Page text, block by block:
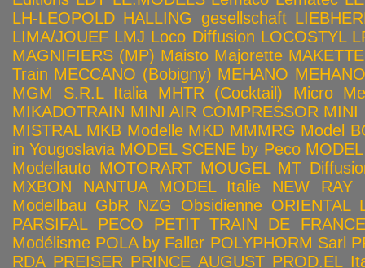
LH-LEOPOLD HALLING gesellschaft
LIMA/JOUEF LMJ Loco Diffusion LOCOSTYL
MAGNIFIERS (MP) Maisto Majorette MAKETTE
Train MECCANO (Bobigny) MEHANO
MGM S.R.L Italia
MHTR (Cocktail)
Micro
MIKADOTRAIN MINI AIR COMPRESSOR MINI
MISTRAL MKB Modelle MKD MMMRG Model
in Yougoslavia MODEL SCENE by Peco
Modellauto MOTORART MOUGEL MT
MXBON
NANTUA MODEL Italie NEW RAY
Modellbau GbR NZG Obsidienne ORIENTAL
PARSIFAL
PECO
PETIT TRAIN DE FRANCE
Modélisme POLA by Faller POLYPHORM Sarl
RDA PREISER PRINCE AUGUST PROD.EL